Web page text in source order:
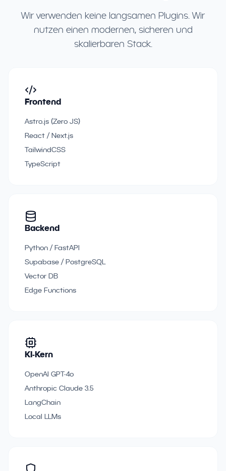
Wir verwenden keine langsamen Plugins. Wir
nutzen einen modernen, sicheren und
skalierbaren Stack.
Frontend
Astro.js (Zero JS)
React / Next.js
TailwindCSS
TypeScript
Backend
Python / FastAPI
Supabase / PostgreSQL
Vector DB
Edge Functions
KI-Kern
OpenAI GPT-4o
Anthropic Claude 3.5
LangChain
Local LLMs